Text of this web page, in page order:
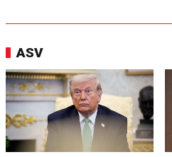
ASV